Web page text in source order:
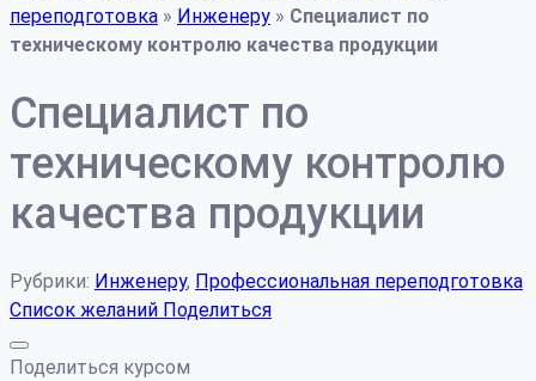
переподготовка » Инженеру » Специалист по
техническому контролю качества продукции
Специалист по
техническому контролю
качества продукции
Рубрики: Инженеру, Профессиональная переподготовка
Список желаний Поделиться
Поделиться курсом